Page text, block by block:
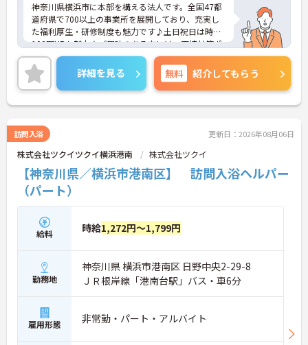
神奈川県横浜市に本部を構える法人です。全国47都
道府県で700以上の事業所を展開しており、充実し
た福利厚生・研修制度も魅力です♪土日祝日は時給
100円UPも魅力★ご興味のある方には、面接対策ポ
イントなど、さらに詳細をお話しいたしますのでお
気軽にご相談ください！
詳細を見る 無料 紹介してもらう
訪問入浴 更新日：2026年08月06日
株式会社ツクイツクイ横浜港南 株式会社ツクイ
【神奈川県／横浜市港南区】 訪問入浴ヘルパー
（パート）
給料 時給1,272円～1,799円
勤務地
神奈川県 横浜市港南区 日野中央2-29-8
ＪＲ根岸線「港南台駅」バス・車6分
雇用形態 非常勤・パート・アルバイト